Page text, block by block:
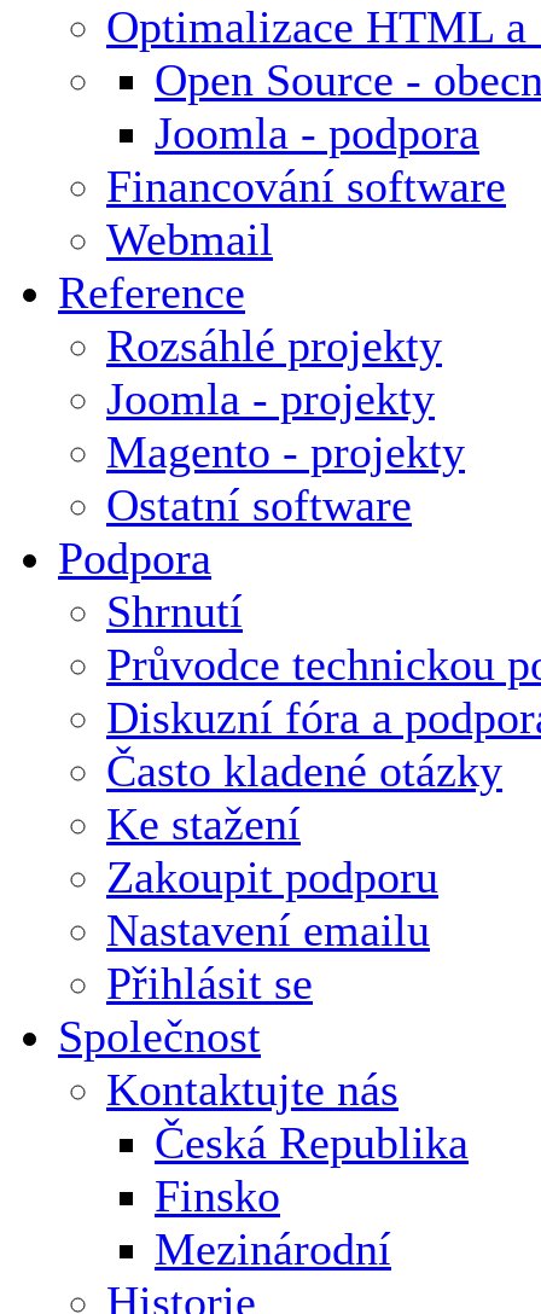
Optimalizace HTML a
Open Source -
Joomla - podpora
Financování software
Webmail
Reference
Rozsáhlé projekty
Joomla - projekty
Magento - projekty
Ostatní software
Podpora
Shrnutí
Průvodce technickou
Diskuzní fóra a
Často kladené otázky
Ke stažení
Zakoupit podporu
Nastavení emailu
Přihlásit se
Společnost
Kontaktujte nás
Česká Republika
Finsko
Mezinárodní
Historie